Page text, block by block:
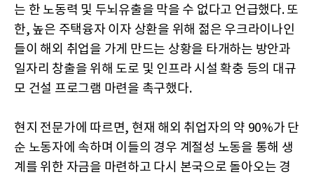
는 한 노동력 및 두뇌유출을 막을 수 없다고 언급했다. 또
한, 높은 주택융자 이자 상환을 위해 젊은 우크라이나인
들이 해외 취업을 가게 만드는 상황을 타개하는 방안과
일자리 창출을 위해 도로 및 인프라 시설 확충 등의 대규
모 건설 프로그램 마련을 촉구했다.
현지 전문가에 따르면, 현재 해외 취업자의 약 90%가 단
순 노동자에 속하며 이들의 경우 계절성 노동을 통해 생
계를 위한 자금을 마련하고 다시 본국으로 돌아오는 경